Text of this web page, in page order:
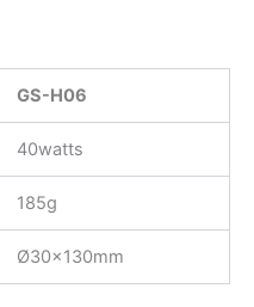
GS-H06
40watts
185g
Ø30x130mm